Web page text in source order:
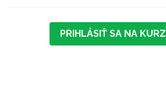
PRIHLÁSIŤ SA NA KURZ